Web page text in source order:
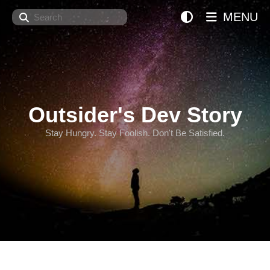
Search
Outsider's Dev Story
Stay Hungry. Stay Foolish. Don't Be Satisfied.
MENU